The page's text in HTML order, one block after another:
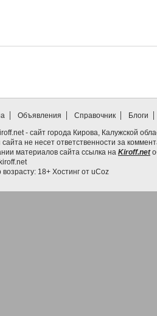
Объявления Справочник
Блоги
- сайт города Кирова, Калужской
не несет ответственности за
материалов сайта ссылка на Kiroff.net
18+ Хостинг от uCoz